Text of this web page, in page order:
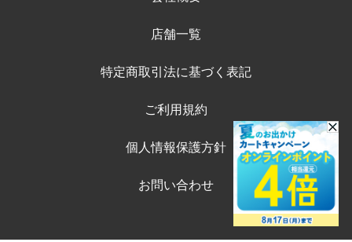
店舗一覧
特定商取引法に基づく表記
ご利用規約
個人情報保護方針
お問い合わせ